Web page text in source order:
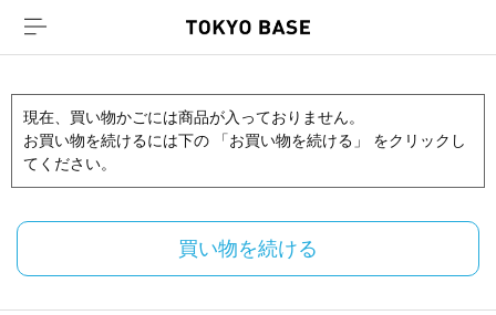
現在、買い物かごには商品が入っておりません。
お買い物を続けるには下の 「お買い物を続ける」 をクリックし
てください。
買い物を続ける